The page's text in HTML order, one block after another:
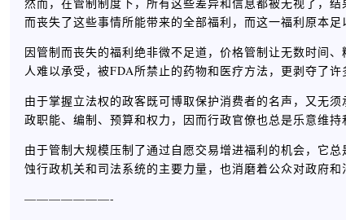
而丧失了这些事情所能带来的全部福利，而这一福利原本
因管制而丧失的福利绝非微不足道，价格管制让无数时间
人难以承受，被FDA所禁止的药物和医疗方法，更剥夺了许
由于掌握立法权的政客既可博取保护消费者的名声，又无
政职能、编制、预算和权力，因而行政官僚也总是乐意维持
由于管制大规模压制了通过自愿交易增进福利的机会，它
蚀行政机关和司法系统的主要力量，也消磨着公众对政府和
———————-